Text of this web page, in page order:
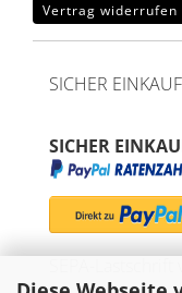
Vertrag widerrufen
SICHER
SICHER